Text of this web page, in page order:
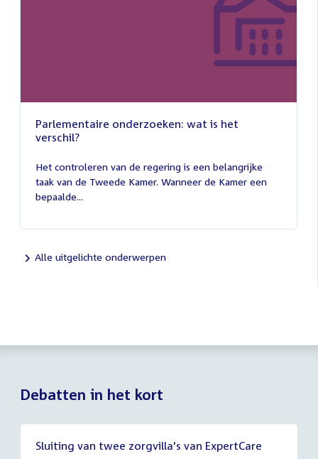
Parlementaire onderzoeken: wat is het
verschil?
juli
2026
Het controleren van de regering is een belangrijke
taak van de Tweede Kamer. Wanneer de Kamer een
bepaalde...
Alle uitgelichte onderwerpen
Debatten in het kort
Sluiting van twee zorgvilla's van ExpertCare